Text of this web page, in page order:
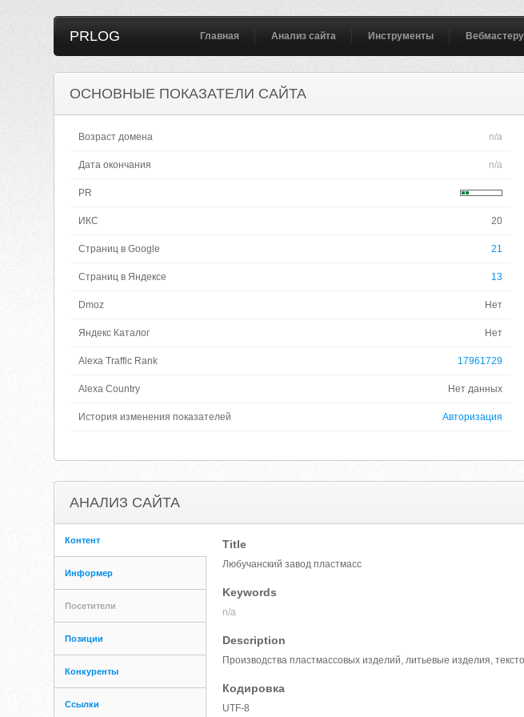
PRLOG Главная Анализ сайта Инструменты Вебмастеру
ОСНОВНЫЕ ПОКАЗАТЕЛИ САЙТА
Возраст домена n/a
Дата окончания n/a
PR
ИКС 20
Страниц в Google 21
Страниц в Яндексе 13
Dmoz Нет
Яндекс Каталог Нет
Alexa Traffic Rank 17961729
Alexa Country Нет данных
История изменения показателей Авторизация
АНАЛИЗ САЙТА
Контент
Информер
Посетители
Позиции
Конкуренты
Ссылки
Title
Любучанский завод пластмасс
Keywords
n/a
Description
Производства пластмассовых изделий, литьевые изделия,
Кодировка
UTF-8